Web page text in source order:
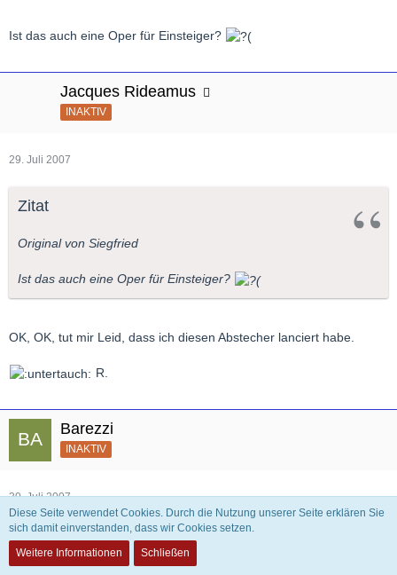
Ist das auch eine Oper für Einsteiger?
Jacques Rideamus
INAKTIV
29. Juli 2007
Zitat
Original von Siegfried
Ist das auch eine Oper für Einsteiger?
OK, OK, tut mir Leid, dass ich diesen Abstecher lanciert habe.
R.
Barezzi
INAKTIV
30. Juli 2007
Zitat
Diese Seite verwendet Cookies. Durch die Nutzung unserer Seite erklären Sie
sich damit einverstanden, dass wir Cookies setzen.
Weitere Informationen
Schließen